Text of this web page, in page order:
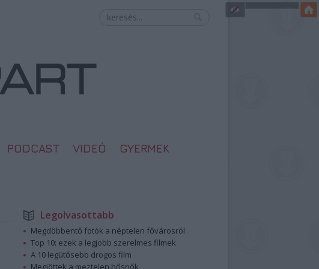
PODCAST VIDEÓ GYERMEK
Legolvasottabb
Megdöbbentő fotók a néptelen fővárosról
Top 10: ezek a legjobb szerelmes filmek
A 10 legütősebb drogos film
Megjöttek a meztelen hősnők